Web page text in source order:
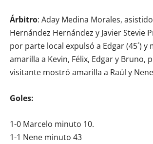
Árbitro: Aday Medina Morales,
Hernández Hernández y Javier Stevie
por parte local expulsó a Edgar (45´)
amarilla a Kevin, Félix, Edgar y Bruno,
visitante mostró amarilla a Raúl y
Goles:
1-0 Marcelo minuto 10.
1-1 Nene minuto 43